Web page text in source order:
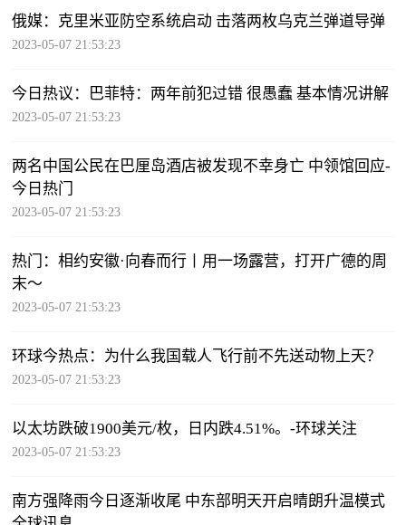
俄媒：克里米亚防空系统启动 击落两枚乌克兰弹道导弹
2023-05-07 21:53:23
今日热议：巴菲特：两年前犯过错 很愚蠢 基本情况讲解
2023-05-07 21:53:23
两名中国公民在巴厘岛酒店被发现不幸身亡 中领馆回应-
今日热门
2023-05-07 21:53:23
热门：相约安徽·向春而行丨用一场露营，打开广德的周
末～
2023-05-07 21:53:23
环球今热点：为什么我国载人飞行前不先送动物上天？
2023-05-07 21:53:23
以太坊跌破1900美元/枚，日内跌4.51%。-环球关注
2023-05-07 21:53:23
南方强降雨今日逐渐收尾 中东部明天开启晴朗升温模式